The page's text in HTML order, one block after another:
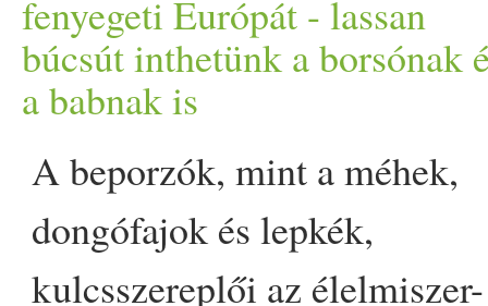
megoldásokat keresik, a
lehető legkevesebb
összetevővel. Éppen ezért
hozzáadott cukortól,
fenyegeti Európát - lassan
búcsút inthetünk a borsónak
a babnak is
A beporzók, mint a méhek,
dongófajok és lepkék,
kulcsszereplői az élelmiszer-